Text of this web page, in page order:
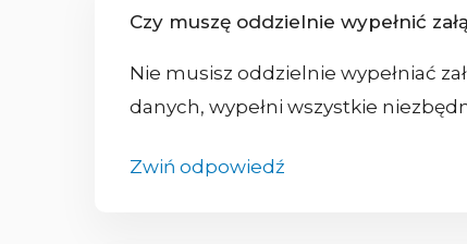
Czy muszę oddzielnie wypełnić
Zwiń odpowiedź
Nie musisz oddzielnie wypełniać
danych, wypełni wszystkie